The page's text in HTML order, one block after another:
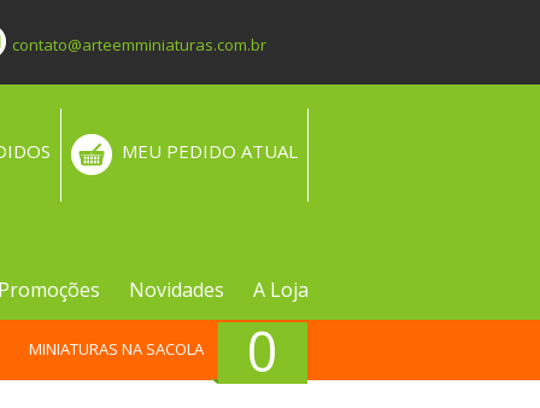
contato@arteemminiaturas.com.br
MEU PEDIDO ATUAL
Promoções Novidades A Loja
0
MINIATURAS NA SACOLA